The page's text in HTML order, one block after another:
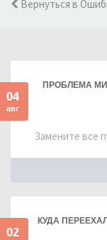
Вернуться в
04
авг
ПРОБЛЕМА
Замените все
02
КУДА